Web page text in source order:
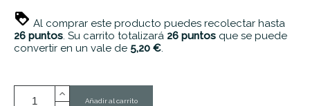
Al comprar este producto puedes recolectar hasta
26 puntos. Su carrito totalizará 26 puntos que se puede
convertir en un vale de 5,20 €.
Añadir al carrito